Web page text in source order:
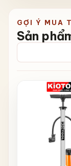
GỢI Ý MUA
Sản